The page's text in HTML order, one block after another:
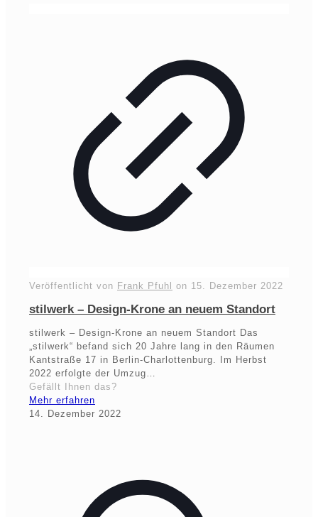
Veröffentlicht von Frank Pfuhl on 15. Dezember 2022
stilwerk – Design-Krone an neuem Standort
stilwerk – Design-Krone an neuem Standort Das
„stilwerk“ befand sich 20 Jahre lang in den Räumen
Kantstraße 17 in Berlin-Charlottenburg. Im Herbst
2022 erfolgte der Umzug…
Gefällt Ihnen das?
Mehr erfahren
14. Dezember 2022